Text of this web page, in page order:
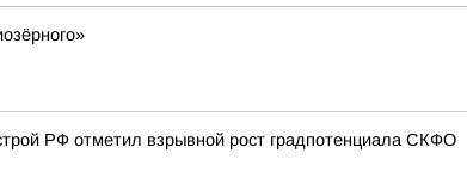
РФ отметил взрывной рост градпотенциала СКФО